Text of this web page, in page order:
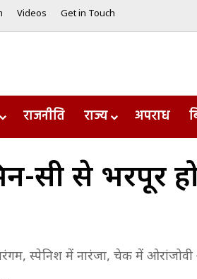
Videos Get in Touch
राजनीति राज्य अपराध
सी से भरपूर
स्पेनिश में नारंजा, चेक में